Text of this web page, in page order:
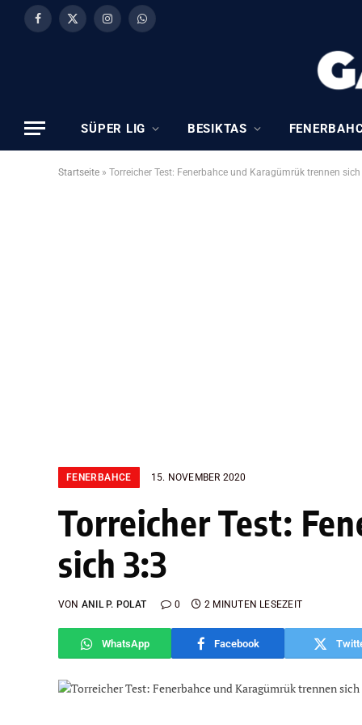
Facebook
X
InstagramWhatsApp
SÜPER LIG BESIKTAS
Startseite » Torreicher Test: Fenerbahce und Karagümrük trennen
FENERBAHCE 15. NOVEMBER 2020
Torreicher Test:
sich 3:3
VON ANIL P. POLAT 0 2 MINUTEN LESEZEIT
WhatsApp Facebook